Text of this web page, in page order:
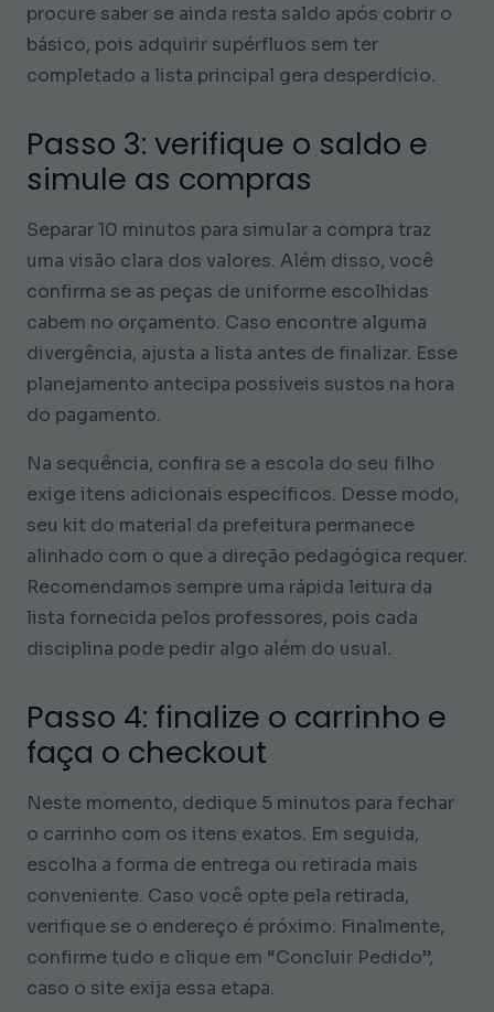
procure saber se ainda resta saldo após cobrir o
básico, pois adquirir supérfluos sem ter
completado a lista principal gera desperdício.
Passo 3: verifique o saldo e
simule as compras
Separar 10 minutos para simular a compra traz
uma visão clara dos valores. Além disso, você
confirma se as peças de uniforme escolhidas
cabem no orçamento. Caso encontre alguma
divergência, ajusta a lista antes de finalizar. Esse
planejamento antecipa possíveis sustos na hora
do pagamento.
Na sequência, confira se a escola do seu filho
exige itens adicionais específicos. Desse modo,
seu kit do material da prefeitura permanece
alinhado com o que a direção pedagógica requer.
Recomendamos sempre uma rápida leitura da
lista fornecida pelos professores, pois cada
disciplina pode pedir algo além do usual.
Passo 4: finalize o carrinho e
faça o checkout
Neste momento, dedique 5 minutos para fechar
o carrinho com os itens exatos. Em seguida,
escolha a forma de entrega ou retirada mais
conveniente. Caso você opte pela retirada,
verifique se o endereço é próximo. Finalmente,
confirme tudo e clique em “Concluir Pedido”,
caso o site exija essa etapa.